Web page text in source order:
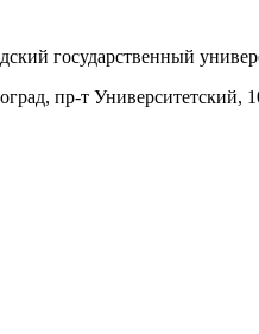
государственный
пр-т Университетский,